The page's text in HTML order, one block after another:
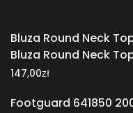
Bluza Round Neck
Bluza Round Neck
147,00zł
Footguard 641850